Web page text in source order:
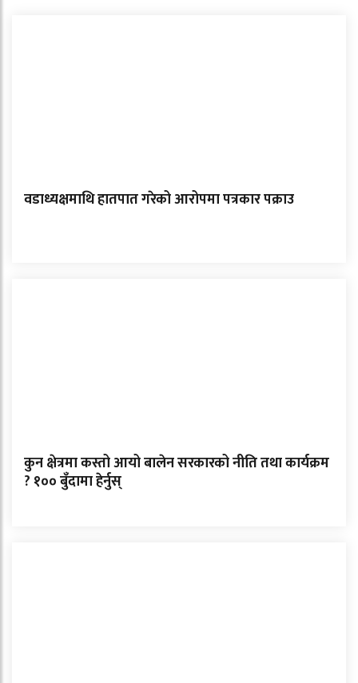
वडाध्यक्षमाथि हातपात गरेको आरोपमा पत्रकार पक्राउ
कुन क्षेत्रमा कस्तो आयो बालेन सरकारको नीति तथा कार्यक्रम
? १०० बुँदामा हेर्नुस्